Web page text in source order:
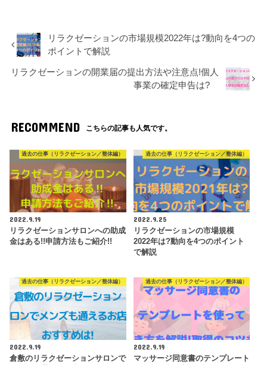
リラクゼーションの市場規模2022年は?動向を4つの
ポイントで解説
リラクゼーションの開業届の提出方法や注意点!個人
事業の確定申告は?
RECOMMEND こちらの記事も人気です。
過去の仕事（リラクゼーション／整体編）
2022.9.19
リラクゼーションサロンへの助成
金はある!!申請方法もご紹介!!
過去の仕事（リラクゼーション／整体編）
2022.9.25
リラクゼーションの市場規模
2022年は?動向を4つのポイント
で解説
過去の仕事（リラクゼーション／整体編）
2022.9.19
倉敷のリラクゼーションサロンで
過去の仕事（リラクゼーション／整体編）
2022.9.19
マッサージ同意書のテンプレート